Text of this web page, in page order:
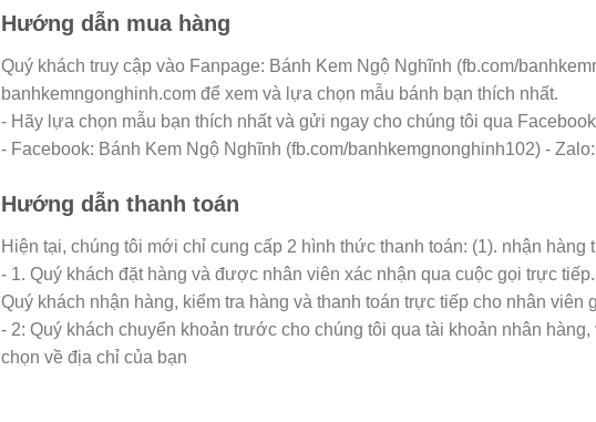
Hướng dẫn mua hàng
Quý khách truy cập vào Fanpage: Bánh Kem Ngộ Nghĩnh (fb.com/
banhkemngonghinh.com để xem và lựa chọn mẫu bánh bạn thích nhất.
- Hãy lựa chọn mẫu bạn thích nhất và gửi ngay cho chúng tôi qua
- Facebook: Bánh Kem Ngộ Nghĩnh (fb.com/banhkemgnonghinh102) -
Hướng dẫn thanh toán
Hiện tại, chúng tôi mới chỉ cung cấp 2 hình thức thanh toán: (1). nhận hàng
- 1. Quý khách đặt hàng và được nhân viên xác nhận qua cuộc gọi trực
Quý khách nhận hàng, kiểm tra hàng và thanh toán trực tiếp cho nhân viên
- 2: Quý khách chuyển khoản trước cho chúng tôi qua tài khoản nhân
chọn về địa chỉ của bạn